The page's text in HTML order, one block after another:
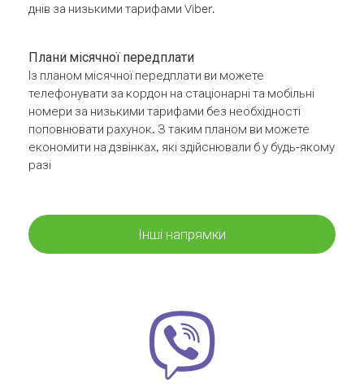
днів за низькими тарифами Viber.
Плани місячної передплати
Із планом місячної передплати ви можете
телефонувати за кордон на стаціонарні та мобільні
номери за низькими тарифами без необхідності
поповнювати рахунок. З таким планом ви можете
економити на дзвінках, які здійснювали б у будь-якому
разі
Інші напрямки